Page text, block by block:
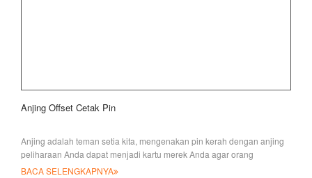
Anjing Offset Cetak Pin
Anjing adalah teman setia kita, mengenakan pin kerah dengan anjing
peliharaan Anda dapat menjadi kartu merek Anda agar orang
mengingat Anda dengan cepat. Kami mengingat
BACA SELENGKAPNYA